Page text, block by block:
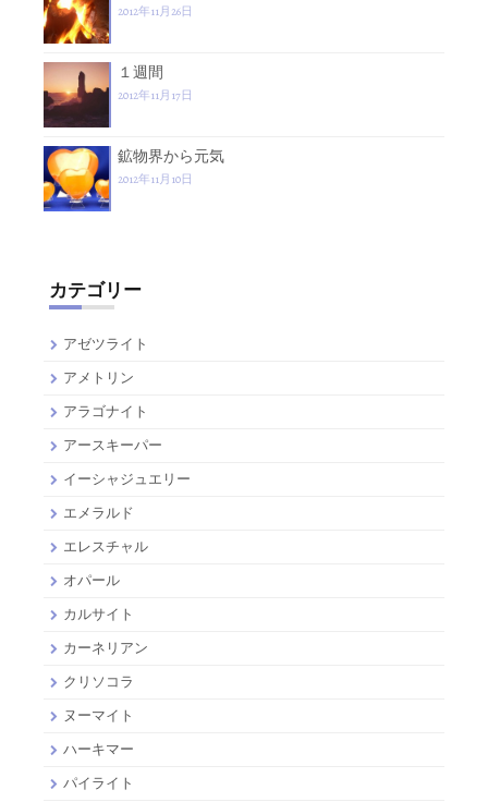
2012年11月26日
１週間
2012年11月17日
鉱物界から元気
2012年11月10日
カテゴリー
アゼツライト
アメトリン
アラゴナイト
アースキーパー
イーシャジュエリー
エメラルド
エレスチャル
オパール
カルサイト
カーネリアン
クリソコラ
ヌーマイト
ハーキマー
パイライト